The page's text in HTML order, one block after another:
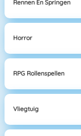
Rennen En Springen
Horror
RPG Rollenspellen
Vliegtuig